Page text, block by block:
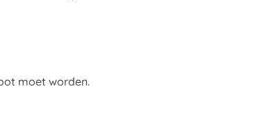
moet worden.